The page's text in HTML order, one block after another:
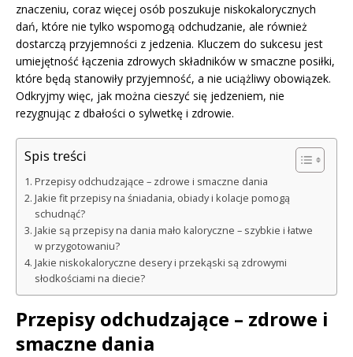
znaczeniu, coraz więcej osób poszukuje niskokalorycznych
dań, które nie tylko wspomogą odchudzanie, ale również
dostarczą przyjemności z jedzenia. Kluczem do sukcesu jest
umiejętność łączenia zdrowych składników w smaczne posiłki,
które będą stanowiły przyjemność, a nie uciążliwy obowiązek.
Odkryjmy więc, jak można cieszyć się jedzeniem, nie
rezygnując z dbałości o sylwetkę i zdrowie.
Spis treści
Przepisy odchudzające – zdrowe i smaczne dania
Jakie fit przepisy na śniadania, obiady i kolacje pomogą
schudnąć?
Jakie są przepisy na dania mało kaloryczne – szybkie i łatwe
w przygotowaniu?
Jakie niskokaloryczne desery i przekąski są zdrowymi
słodkościami na diecie?
Przepisy odchudzające – zdrowe i
smaczne dania